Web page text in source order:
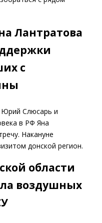
Лантратова
с
Юрий Слюсарь и
в РФ Яна
Накануне
донской регион.
области
воздушных